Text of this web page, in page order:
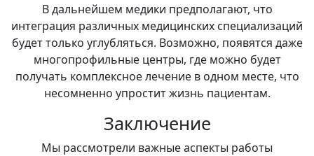
В дальнейшем медики предполагают, что
интеграция различных медицинских специализаций
будет только углубляться. Возможно, появятся даже
многопрофильные центры, где можно будет
получать комплексное лечение в одном месте, что
несомненно упростит жизнь пациентам.
Заключение
Мы рассмотрели важные аспекты работы